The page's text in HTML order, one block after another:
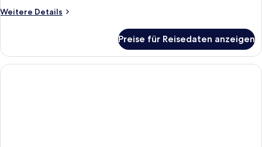
Weitere Details
Weitere
Preise für Reisedaten anzeigen